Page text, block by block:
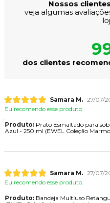
Nossos
veja algumas
dos clientes
Samara M. 27/07/
Eu recomendo esse produto.
Produto:Prato Esmaltado para
Azul - 250 ml (EWEL Coleção
Samara M. 27/07/
Eu recomendo esse produto.
Produto:Bandeja Multiuso